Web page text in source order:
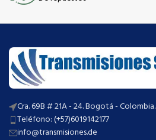
Cra. 69B # 21A - 24. Bogotá - Colombia.
Teléfono: (+57)6019142177
info@transmisiones.de